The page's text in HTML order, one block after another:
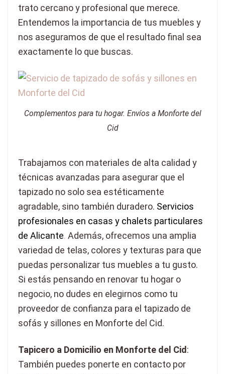
trato cercano y profesional que merece.
Entendemos la importancia de tus muebles y
nos aseguramos de que el resultado final sea
exactamente lo que buscas.
Complementos para tu hogar. Envíos a Monforte del
Cid
Trabajamos con materiales de alta calidad y
técnicas avanzadas para asegurar que el
tapizado no solo sea estéticamente
agradable, sino también duradero. Servicios
profesionales en casas y chalets particulares
de Alicante. Además, ofrecemos una amplia
variedad de telas, colores y texturas para que
puedas personalizar tus muebles a tu gusto.
Si estás pensando en renovar tu hogar o
negocio, no dudes en elegirnos como tu
proveedor de confianza para el tapizado de
sofás y sillones en Monforte del Cid.
Tapicero a Domicilio en Monforte del Cid :
También puedes ponerte en contacto por